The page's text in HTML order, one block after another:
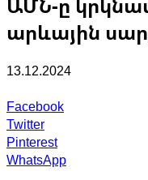
արևային
13.12.2024
Facebook
Twitter
Pinterest
WhatsApp